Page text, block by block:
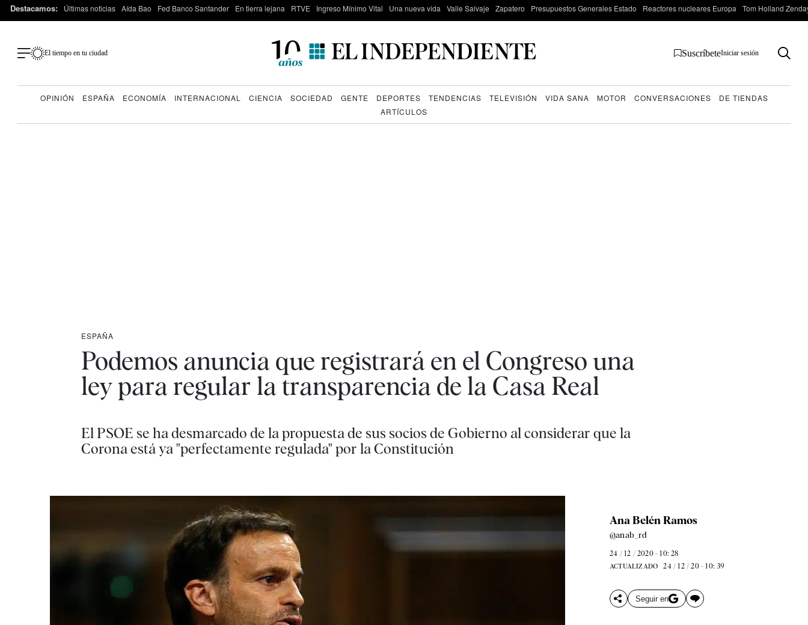
Destacamos: Últimas noticias Aída Bao Fed Banco Santander En tierra lejana RTVE Ingreso Mínimo Vital Una nueva vida Valle Salvaje Zapatero Presupuestos Generales Estado Reactores nucleares Europa Tom Holland
El tiempo en tu ciudad SuscríbeteIniciar sesión
OPINIÓN ESPAÑA ECONOMÍA INTERNACIONAL CIENCIA SOCIEDAD GENTE DEPORTES TENDENCIAS TELEVISIÓN VIDA SANA MOTOR CONVERSACIONES
DE TIENDAS
ARTÍCULOS
ESPAÑA
Podemos anuncia que registrará en el Congreso una
ley para regular la transparencia de la Casa Real
El PSOE se ha desmarcado de la propuesta de sus socios de Gobierno al considerar que la
Corona está ya "perfectamente regulada" por la Constitución
Ana Belén Ramos
@anab_rd
24 / 12 / 2020 - 10: 28
ACTUALIZADO 24 / 12 / 20 - 10: 39
Seguir en